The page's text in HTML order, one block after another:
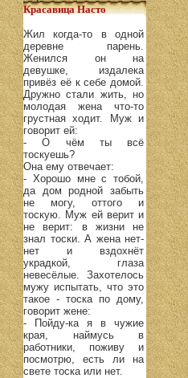
Красавица Насто
Жил когда-то в одной
деревне парень.
Женился он на
девушке, издалека
привёз её к себе домой.
Дружно стали жить, но
молодая жена что-то
грустная ходит. Муж и
говорит ей:
- О чём ты всё
тоскуешь?
Она ему отвечает:
- Хорошо мне с тобой,
да дом родной забыть
не могу, оттого и
тоскую. Муж ей верит и
не верит: в жизни не
знал тоски. А жена нет-
нет и вздохнёт
украдкой, глаза
невесёлые. Захотелось
мужу испытать, что это
такое - тоска по дому,
говорит жене:
- Пойду-ка я в чужие
края, наймусь в
работники, поживу и
посмотрю, есть ли на
свете тоска или нет.